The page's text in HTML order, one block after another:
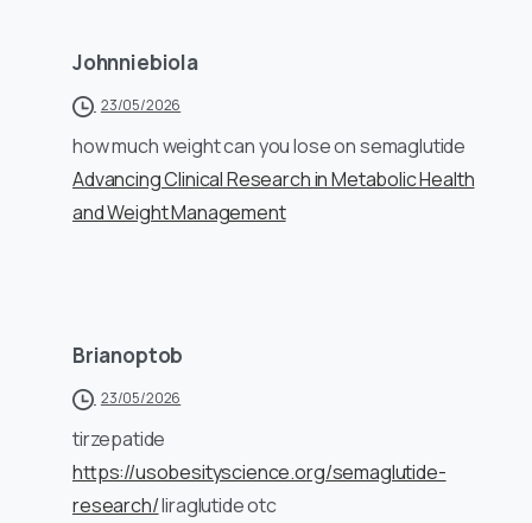
Johnniebiola
23/05/2026
how much weight can you lose on semaglutide
Advancing Clinical Research in Metabolic Health
and Weight Management
Brianoptob
23/05/2026
tirzepatide
https://usobesityscience.org/semaglutide-
research/liraglutide otc